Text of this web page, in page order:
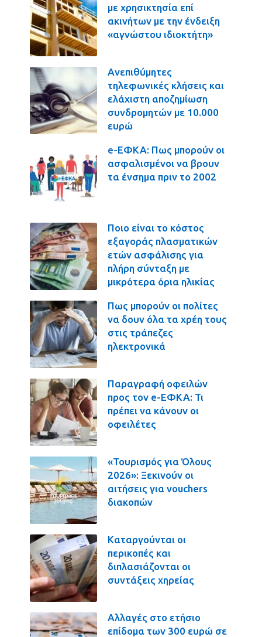
με χρησικτησία επί
ακινήτων με την ένδειξη
«αγνώστου ιδιοκτήτη»
Ανεπιθύμητες
τηλεφωνικές κλήσεις και
ελάχιστη αποζημίωση
συνδρομητών με 10.000
ευρώ
e-ΕΦΚΑ: Πως μπορούν οι
ασφαλισμένοι να βρουν
τα ένσημα πριν το 2002
Ποιο είναι το κόστος
εξαγοράς πλασματικών
ετών ασφάλισης για
πλήρη σύνταξη με
μικρότερα όρια ηλικίας
Πως μπορούν οι πολίτες
να δουν όλα τα χρέη τους
στις τράπεζες
ηλεκτρονικά
Παραγραφή οφειλών
προς τον e-ΕΦΚΑ: Τι
πρέπει να κάνουν οι
οφειλέτες
«Τουρισμός για Όλους
2026»: Ξεκινούν οι
αιτήσεις για vouchers
διακοπών
Καταργούνται οι
περικοπές και
διπλασιάζονται οι
συντάξεις χηρείας
Αλλαγές στο ετήσιο
επίδομα των 300 ευρώ σε